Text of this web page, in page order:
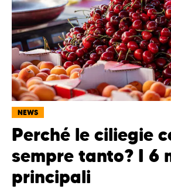
NEWS
Perché le ciliegie
sempre tanto? I 6
principali